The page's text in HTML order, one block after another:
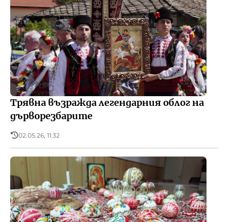
Трявна възражда легендарния облог на
дърворезбарите
02.05.26, 11:32